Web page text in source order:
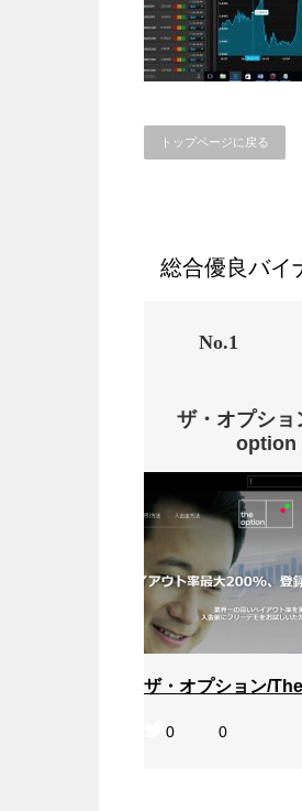
トップページに戻る
総合優良バイ
No.1
ザ・オプショ
option
ザ・オプション/
0 0